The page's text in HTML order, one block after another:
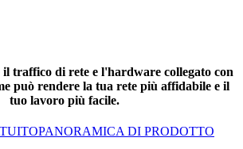
traffico di rete e l'hardware collegato con
può rendere la tua rete più affidabile e il
tuo lavoro più facile.
PANORAMICA DI PRODOTTO